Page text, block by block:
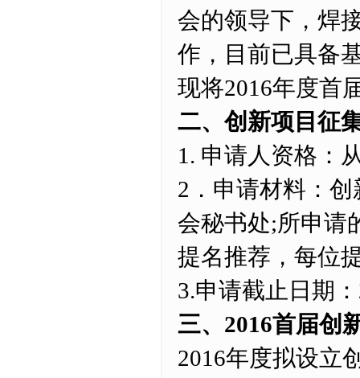
会的领导下，焊
作，目前已具备
现将2016年度首
二、创新项目征
1. 申请人资格：
2．申请材料：
会秘书处;所申请
提名推荐，每位
3.申请截止日期
三、2016首届创
2016年度拟设立